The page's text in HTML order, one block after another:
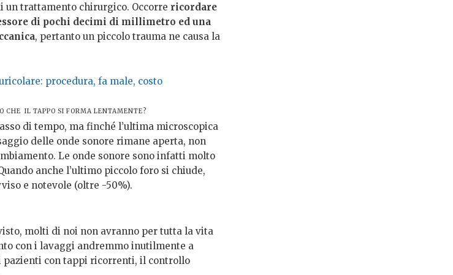
un trattamento chirurgico. Occorre ricordare
di pochi decimi di millimetro ed una
, pertanto un piccolo trauma ne causa la
procedura, fa male, costo
CHE IL TAPPO SI FORMA LENTAMENTE?
di tempo, ma finché l’ultima microscopica
delle onde sonore rimane aperta, non
Le onde sonore sono infatti molto
anche l’ultimo piccolo foro si chiude,
e notevole (oltre -50%).
molti di noi non avranno per tutta la vita
con i lavaggi andremmo inutilmente a
pazienti con tappi ricorrenti, il controllo